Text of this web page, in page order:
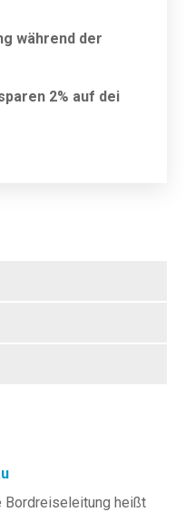
während der
2% auf dei
Bordreiseleitung heißt